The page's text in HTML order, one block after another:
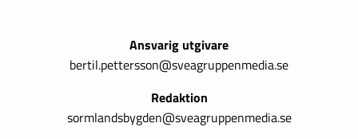
Ansvarig utgivare
bertil.pettersson@sveagruppenmedia.se
Redaktion
sormlandsbygden@sveagruppenmedia.se